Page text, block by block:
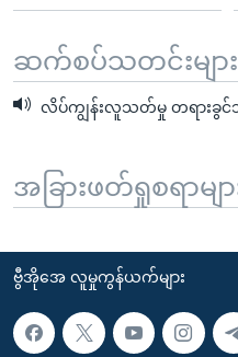
ဆက်စပ်သတင်းများ
လိပ်ကျွန်းလူသတ်မှု တရား
အခြားဖတ်ရှုစရာမျာ
ဗွီအိုအေ လူမှုကွန်ယက်များ